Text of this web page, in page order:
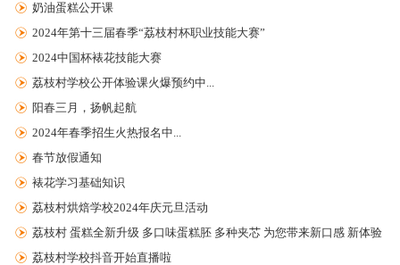
奶油蛋糕公开课
2024年第十三届春季“荔枝村杯职业技能大赛”
2024中国杯裱花技能大赛
荔枝村学校公开体验课火爆预约中...
阳春三月，扬帆起航
2024年春季招生火热报名中...
春节放假通知
裱花学习基础知识
荔枝村烘焙学校2024年庆元旦活动
荔枝村 蛋糕全新升级 多口味蛋糕胚 多种夹芯 为您带来新口感 新体验
荔枝村学校抖音开始直播啦